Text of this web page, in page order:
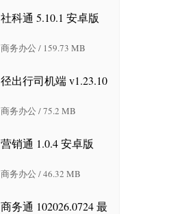
社科通 5.10.1 安卓版
商务办公 / 159.73 MB
径出行司机端 v1.23.10
商务办公 / 75.2 MB
营销通 1.0.4 安卓版
商务办公 / 46.32 MB
商务通 102026.0724 最